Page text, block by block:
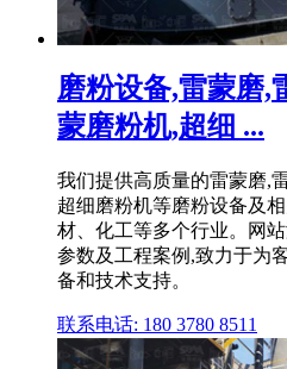
磨粉设备,雷蒙磨,
蒙磨粉机,超细 ...
我们提供高质量的雷蒙磨,
超细磨粉机等磨粉设备及
材、化工等多个行业。网
参数及工程案例,致力于为
备和技术支持。
联系电话: 180 3780 8511